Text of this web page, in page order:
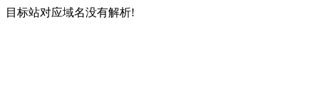
目标站对应域名没有解析!